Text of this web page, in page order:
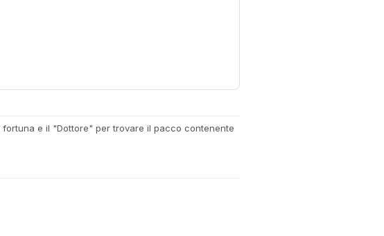
e il "Dottore" per trovare il pacco contenente